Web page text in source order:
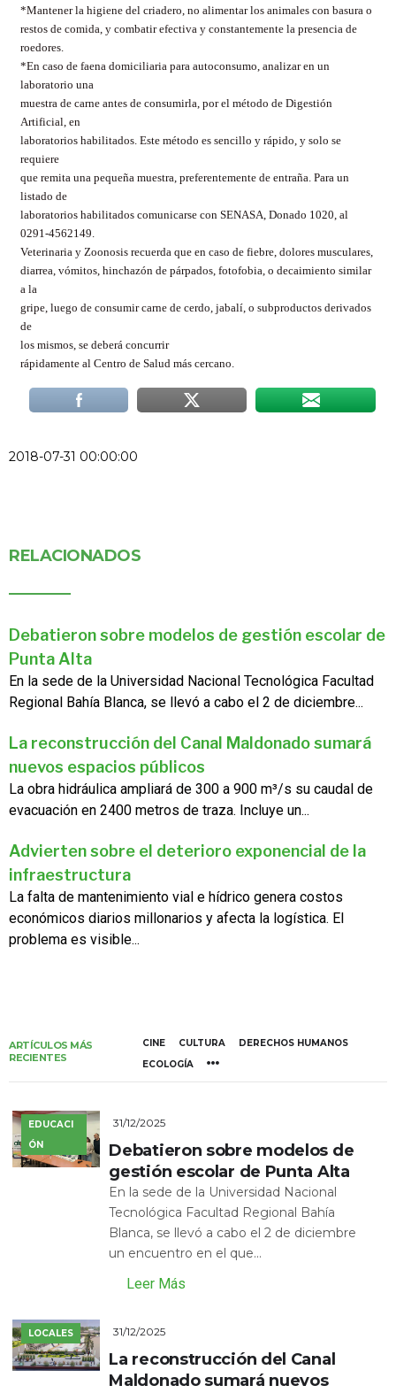
*Mantener la higiene del criadero, no alimentar los animales con basura o
restos de comida, y combatir efectiva y constantemente la presencia de
roedores.
*En caso de faena domiciliaria para autoconsumo, analizar en un
laboratorio una
muestra de carne antes de consumirla, por el método de Digestión
Artificial, en
laboratorios habilitados. Este método es sencillo y rápido, y solo se
requiere
que remita una pequeña muestra, preferentemente de entraña. Para un
listado de
laboratorios habilitados comunicarse con SENASA, Donado 1020, al
0291-4562149.
Veterinaria y Zoonosis recuerda que en caso de fiebre, dolores musculares,
diarrea, vómitos, hinchazón de párpados, fotofobia, o decaimiento similar
a la
gripe, luego de consumir carne de cerdo, jabalí, o subproductos derivados
de
los mismos, se deberá concurrir
rápidamente al Centro de Salud más cercano.
2018-07-31 00:00:00
RELACIONADOS
Debatieron sobre modelos de gestión escolar de
Punta Alta
En la sede de la Universidad Nacional Tecnológica Facultad
Regional Bahía Blanca, se llevó a cabo el 2 de diciembre...
La reconstrucción del Canal Maldonado sumará
nuevos espacios públicos
La obra hidráulica ampliará de 300 a 900 m³/s su caudal de
evacuación en 2400 metros de traza. Incluye un...
Advierten sobre el deterioro exponencial de la
infraestructura
La falta de mantenimiento vial e hídrico genera costos
económicos diarios millonarios y afecta la logística. El
problema es visible...
ARTÍCULOS MÁS
RECIENTES
CINE CULTURA
DERECHOS HUMANOS
ECOLOGÍA
EDUCACI
ÓN
31/12/2025
Debatieron sobre modelos de
gestión escolar de Punta Alta
En la sede de la Universidad Nacional
Tecnológica Facultad Regional Bahía
Blanca, se llevó a cabo el 2 de diciembre
un encuentro en el que...
Leer Más
LOCALES 31/12/2025
La reconstrucción del Canal
Maldonado sumará nuevos